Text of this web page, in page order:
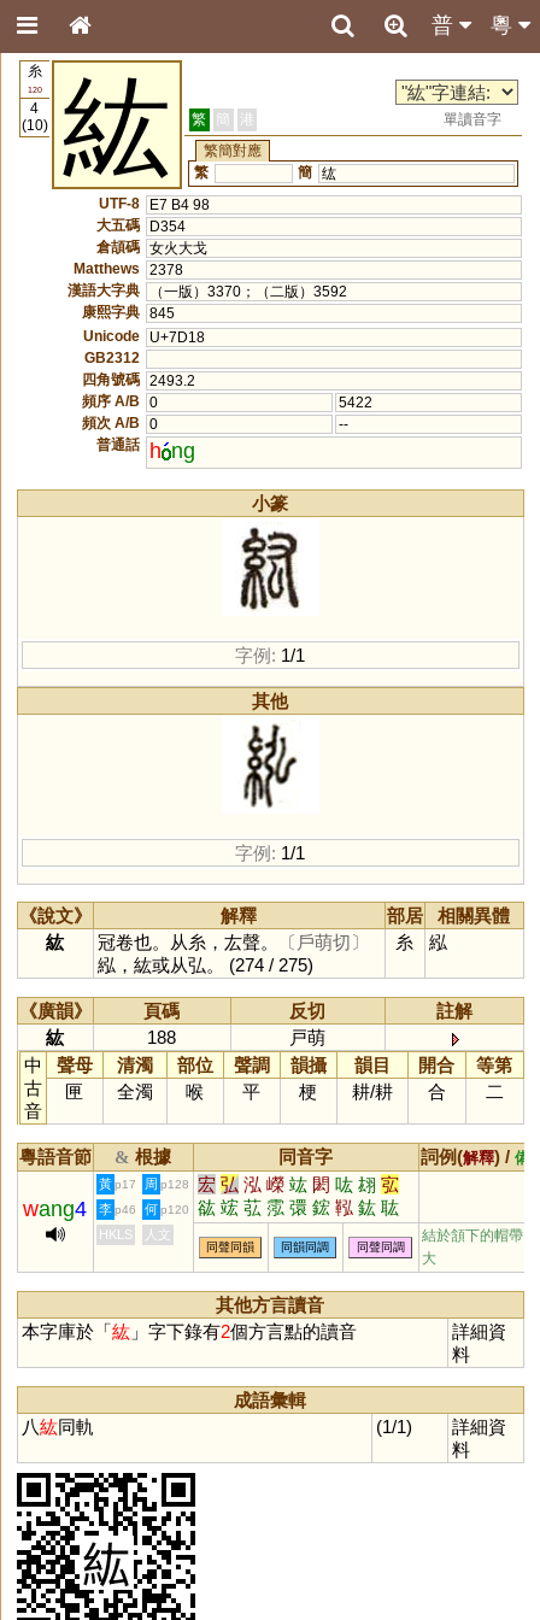
粵
普
糸
120
4
(10)
紘 繁 簡 港
單讀音字
繁簡對應
繁
簡 纮
UTF-8
E7 B4 98
大五碼
D354
倉頡碼 女火大戈
Matthews
2378
漢語大字典
（一版）3370；（二版）3592
康熙字典 845
Unicode
U+7D18
GB2312
四角號碼 2493.2
頻序 A/B
0
5422
頻次 A/B
0
--
普通話
h ng
小篆
字例: 1/1
其他
字例: 1/1
《說文》 解釋 部居
相關異體
紘
冠卷也。从糸，厷聲。
〔戶萌切〕
紭，紘或从弘。 (274 / 275)
糸 紭
《廣韻》 頁碼 反切
註解
紘
188
戸萌
中
古
音
聲母 清濁 部位 聲調 韻攝 韻目 開合
等第
匣
全濁 喉 平 梗 耕/耕 合 二
粵語音節 & 根據 同音字 詞例(解釋) / 備
wang4
黃 p17 周 p128 宏 弘 泓 嶸 竑 閎 吰 翃 宖
谹 竤 苰 霐 彋 鋐 鞃 鈜 耾
浤 汯
李 p46 何 p120
HKLS 人文
同聲同韻 同韻同調 同聲同調
結於頷下的帽帶;
大
其他方言讀音
本字庫於「紘」字下錄有2個方言點的讀音
詳細資
料
成語彙輯
八紘同軌 (1/1)
詳細資
料